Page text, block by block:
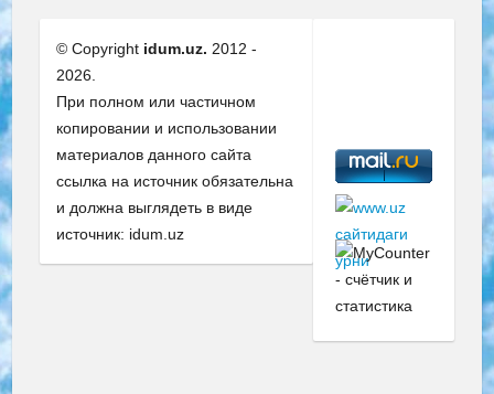
© Copyright idum.uz. 2012 -
2026.
При полном или частичном
копировании и использовании
материалов данного сайта
ссылка на источник обязательна
и должна выглядеть в виде
источник: idum.uz